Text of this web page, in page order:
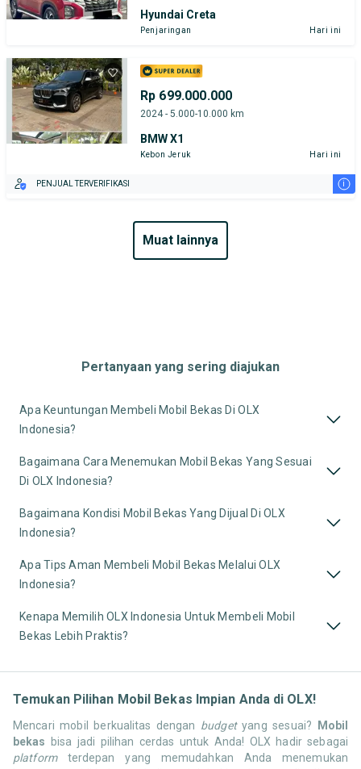
Hyundai Creta
Penjaringan Hari ini
Rp 699.000.000
2024 - 5.000-10.000 km
BMW X1
Kebon Jeruk Hari ini
PENJUAL TERVERIFIKASI i
muat lainnya
Pertanyaan yang sering diajukan
Apa Keuntungan Membeli Mobil Bekas Di OLX
Indonesia?
Bagaimana Cara Menemukan Mobil Bekas Yang Sesuai
Di OLX Indonesia?
Bagaimana Kondisi Mobil Bekas Yang Dijual Di OLX
Indonesia?
Apa Tips Aman Membeli Mobil Bekas Melalui OLX
Indonesia?
Kenapa Memilih OLX Indonesia Untuk Membeli Mobil
Bekas Lebih Praktis?
Temukan Pilihan Mobil Bekas Impian Anda di OLX!
Mencari mobil berkualitas dengan budgetyang sesuai? Mobil
bekas bisa jadi pilihan cerdas untuk Anda! OLX hadir sebagai
platformterdepan yang memudahkan Anda menemukan